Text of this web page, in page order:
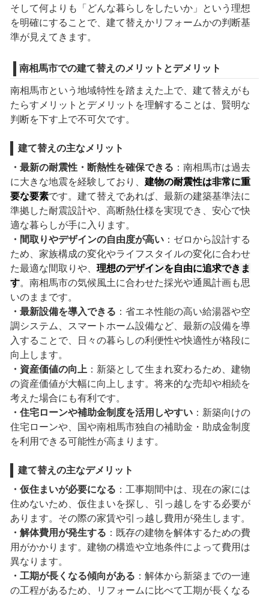
そして何よりも「どんな暮らしをしたいか」という理想
を明確にすることで、建て替えかリフォームかの判断基
準が見えてきます。
南相馬市での建て替えのメリットとデメリット
南相馬市という地域特性を踏まえた上で、建て替えがも
たらすメリットとデメリットを理解することは、賢明な
判断を下す上で不可欠です。
建て替えの主なメリット
・最新の耐震性・断熱性を確保できる ：南相馬市は過去
に大きな地震を経験しており、 建物の耐震性は非常に重
要な要素です。建て替えであれば、最新の建築基準法に
準拠した耐震設計や、高断熱仕様を実現でき、安心で快
適な暮らしが手に入ります。
・間取りやデザインの自由度が高い：ゼロから設計する
ため、家族構成の変化やライフスタイルの変化に合わせ
た最適な間取りや、 理想のデザインを自由に追求できま
す。南相馬市の気候風土に合わせた採光や通風計画も思
いのままです。
・最新設備を導入できる ：省エネ性能の高い給湯器や空
調システム、スマートホーム設備など、最新の設備を導
入することで、日々の暮らしの利便性や快適性が格段に
向上します。
・資産価値の向上 ：新築として生まれ変わるため、建物
の資産価値が大幅に向上します。将来的な売却や相続を
考えた場合にも有利です。
・住宅ローンや補助金制度を活用しやすい：新築向けの
住宅ローンや、国や南相馬市独自の補助金・助成金制度
を利用できる可能性が高まります。
建て替えの主なデメリット
・仮住まいが必要になる ：工事期間中は、現在の家には
住めないため、仮住まいを探し、引っ越しをする必要が
あります。その際の家賃や引っ越し費用が発生します。
・解体費用が発生する ：既存の建物を解体するための費
用がかかります。建物の構造や立地条件によって費用は
異なります。
・工期が長くなる傾向がある ：解体から新築までの一連
の工程があるため、リフォームに比べて工期が長くなる